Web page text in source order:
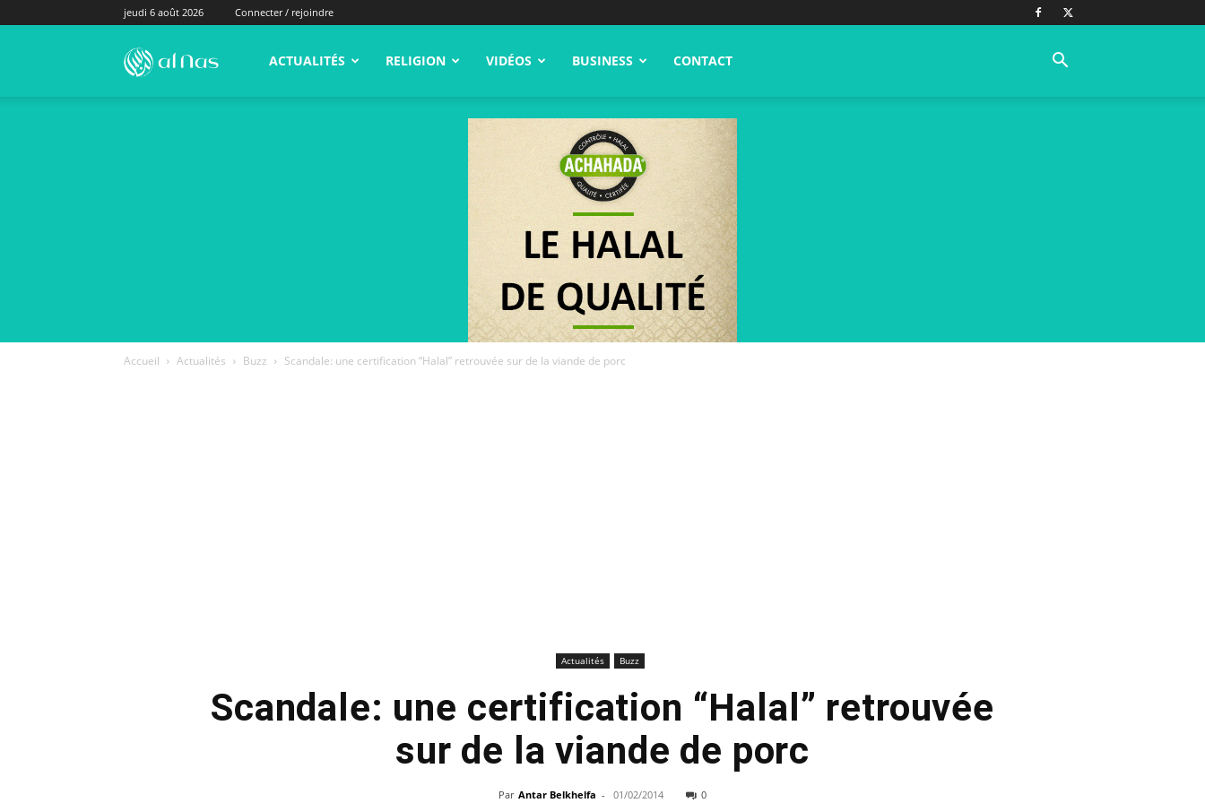
jeudi 6 août 2026 Connecter / rejoindre
alNas.fr ACTUALITÉS RELIGION VIDÉOS BUSINESS CONTACT
Accueil Actualités Buzz Scandale: une certification “Halal” retrouvée sur de la viande de porc
Actualités Buzz
Scandale: une certification “Halal” retrouvée
sur de la viande de porc
Par Antar Belkhelfa - 01/02/2014 0